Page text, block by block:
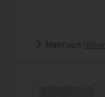
Mehr von Niskwi